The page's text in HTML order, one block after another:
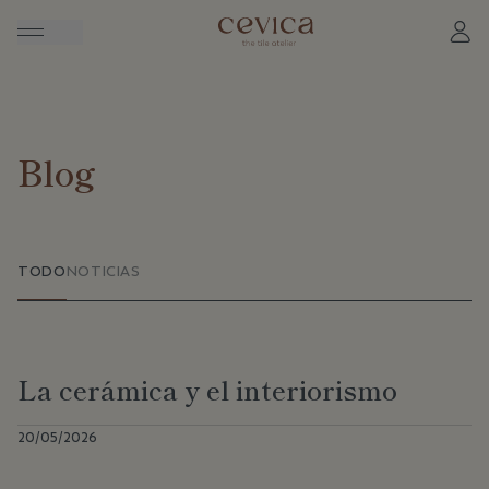
Blog
TODO NOTICIAS
La cerámica y el interiorismo
20/05/2026